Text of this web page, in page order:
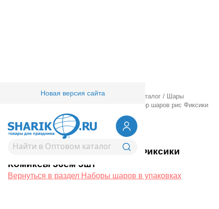
Новая версия сайта
Товары для праздника/ Оптовый каталог /
Шары
Набор шаров рис Фиксики
Комиксы 36см 5шт
1111-1148Набор шаров рис Фиксики
Комиксы 36см 5шт
Вернуться в раздел Наборы шаров в упаковках